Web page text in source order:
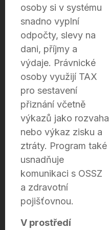
osoby si v systému
snadno vyplní
odpočty, slevy na
dani, příjmy a
výdaje. Právnické
osoby využijí TAX
pro sestavení
přiznání včetně
výkazů jako rozvaha
nebo výkaz zisku a
ztráty. Program také
usnadňuje
komunikaci s OSSZ
a zdravotní
pojišťovnou.
V prostředí